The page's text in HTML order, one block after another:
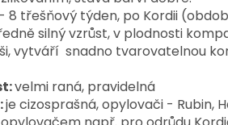
8 třešňový týden, po Kordii
silný vzrůst, v plodnosti
vytváří snadno tvarovatelnou
velmi raná, pravidelná
je cizosprašná, opylovači - Rubin,